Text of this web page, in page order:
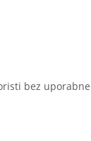
bez uporabne